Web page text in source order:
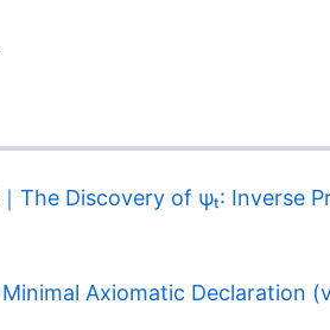
The Discovery of ψₜ: Inverse
Axiomatic Declaration